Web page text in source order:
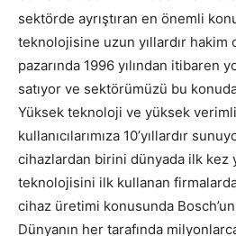
sektörde ayrıştıran en önemli
teknolojisine uzun yıllardır hakim
pazarında 1996 yılından itibaren
satıyor ve sektörümüzü bu
Yüksek teknoloji ve yüksek
kullanıcılarımıza 10’yıllardır
cihazlardan birini dünyada ilk kez
teknolojisini ilk kullanan
cihaz üretimi konusunda
Dünyanın her tarafında